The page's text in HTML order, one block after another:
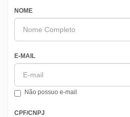
NOME
E-MAIL
Não possuo e-mail
CPF/CNPJ